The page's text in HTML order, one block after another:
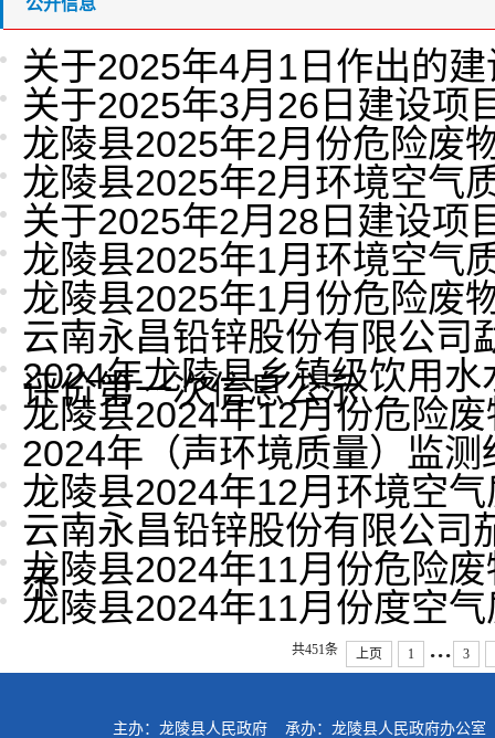
公开信息
关于2025年4月1日作出的
关于2025年3月26日建设项
龙陵县2025年2月份危险废
龙陵县2025年2月环境空气
关于2025年2月28日建设项
龙陵县2025年1月环境空气
龙陵县2025年1月份危险废
云南永昌铅锌股份有限公司
评价第一次信息公示
2024年龙陵县乡镇级饮用
龙陵县2024年12月份危险
2024年（声环境质量）监测
龙陵县2024年12月环境空
云南永昌铅锌股份有限公司
示
龙陵县2024年11月份危险
龙陵县2024年11月份度空
共451条 上页 1 ... 3